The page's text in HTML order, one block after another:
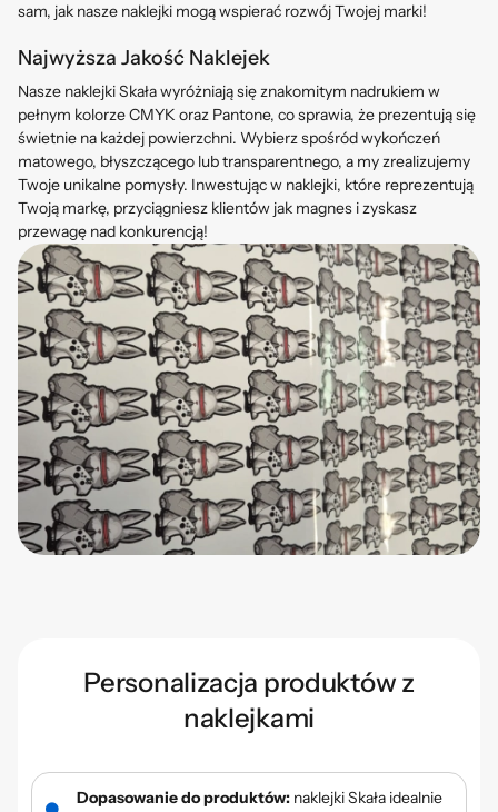
sam, jak nasze naklejki mogą wspierać rozwój Twojej marki!
Najwyższa Jakość Naklejek
Nasze naklejki Skała wyróżniają się znakomitym nadrukiem w
pełnym kolorze CMYK oraz Pantone, co sprawia, że prezentują się
świetnie na każdej powierzchni. Wybierz spośród wykończeń
matowego, błyszczącego lub transparentnego, a my zrealizujemy
Twoje unikalne pomysły. Inwestując w naklejki, które reprezentują
Twoją markę, przyciągniesz klientów jak magnes i zyskasz
przewagę nad konkurencją!
Personalizacja produktów z
naklejkami
Dopasowanie do produktów: naklejki Skała idealnie